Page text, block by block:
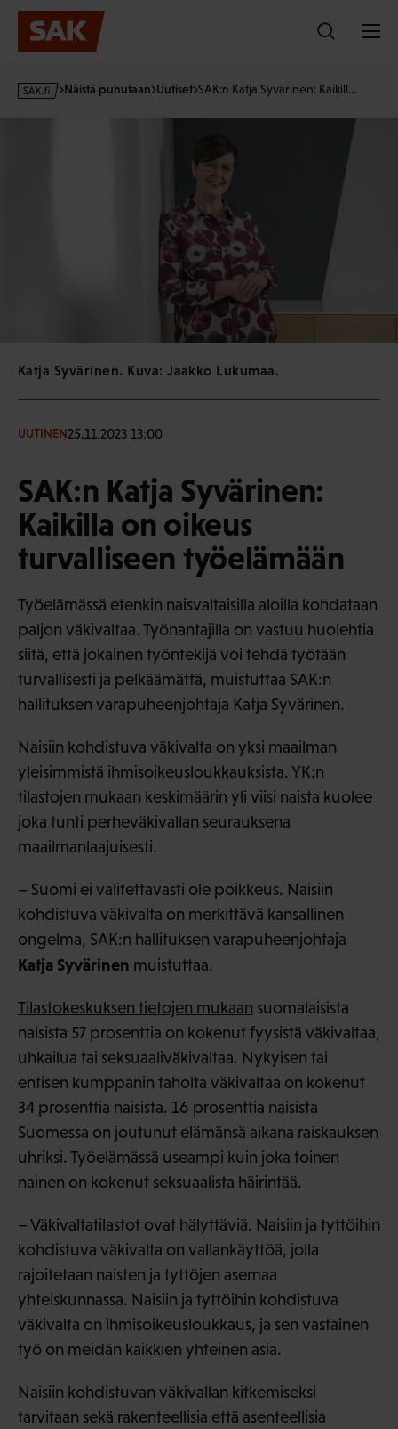
Hyppää
sisältöön
s
Näistä puhutaan Uutiset SAK:n Katja Syvärinen: Kaikill…
Katja Syvärinen. Kuva: Jaakko Lukumaa.
UUTINEN25.11.2023 13:00
SAK:n Katja Syvärinen:
Kaikilla on oikeus
turvalliseen työelämään
Työelämässä etenkin naisvaltaisilla aloilla kohdataan
paljon väkivaltaa. Työnantajilla on vastuu huolehtia
siitä, että jokainen työntekijä voi tehdä työtään
turvallisesti ja pelkäämättä, muistuttaa SAK:n
hallituksen varapuheenjohtaja Katja Syvärinen.
Naisiin kohdistuva väkivalta on yksi maailman
yleisimmistä ihmisoikeusloukkauksista. YK:n
tilastojen mukaan keskimäärin yli viisi naista kuolee
joka tunti perheväkivallan seurauksena
maailmanlaajuisesti.
– Suomi ei valitettavasti ole poikkeus. Naisiin
kohdistuva väkivalta on merkittävä kansallinen
ongelma, SAK:n hallituksen varapuheenjohtaja
Katja Syvärinen muistuttaa.
Tilastokeskuksen tietojen mukaan suomalaisista
naisista 57 prosenttia on kokenut fyysistä väkivaltaa,
uhkailua tai seksuaaliväkivaltaa. Nykyisen tai
entisen kumppanin taholta väkivaltaa on kokenut
34 prosenttia naisista. 16 prosenttia naisista
Suomessa on joutunut elämänsä aikana raiskauksen
uhriksi. Työelämässä useampi kuin joka toinen
nainen on kokenut seksuaalista häirintää.
– Väkivaltatilastot ovat hälyttäviä. Naisiin ja tyttöihin
kohdistuva väkivalta on vallankäyttöä, jolla
rajoitetaan naisten ja tyttöjen asemaa
yhteiskunnassa. Naisiin ja tyttöihin kohdistuva
väkivalta on ihmisoikeusloukkaus, ja sen vastainen
työ on meidän kaikkien yhteinen asia.
Naisiin kohdistuvan väkivallan kitkemiseksi
tarvitaan sekä rakenteellisia että asenteellisia